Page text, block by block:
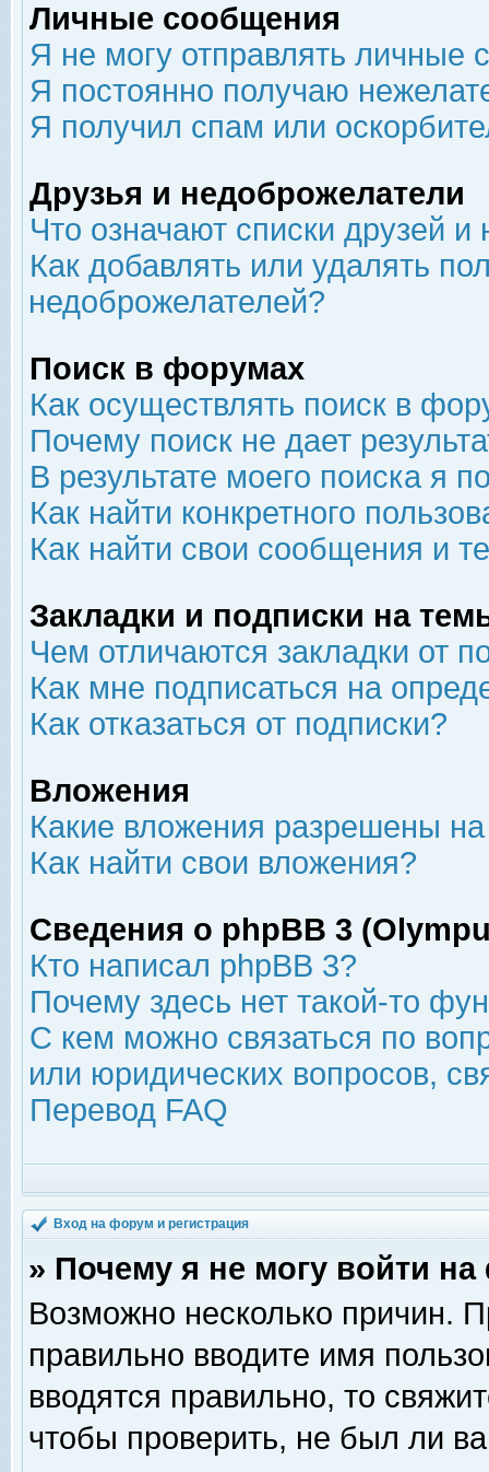
Личные сообщения
Я не могу отправлять личные
Я постоянно получаю
Я получил спам или
Друзья и недоброжелатели
Что означают списки друзей
Как добавлять или удалять
недоброжелателей?
Поиск в форумах
Как осуществлять поиск в
Почему поиск не дает
В результате моего поиска я
Как найти конкретного
Как найти свои сообщения и
Закладки и подписки на
Чем отличаются закладки от
Как мне подписаться на
Как отказаться от подписки?
Вложения
Какие вложения разрешены
Как найти свои вложения?
Сведения о phpBB 3
Кто написал phpBB 3?
Почему здесь нет такой-то
С кем можно связаться по
или юридических вопросов,
Перевод FAQ
Вход на форум и регистрация
» Почему я не могу войти
Возможно несколько причин.
правильно вводите имя
вводятся правильно, то
чтобы проверить, не был ли